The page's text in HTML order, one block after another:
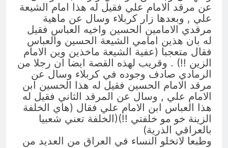
عن مرقد الامام علي فقيل له هذا امام الشيعة
علي , وبعدها زار كربلاء وسال عن ماهية
مرقدي الامامين الحسين واخيه العباس فقيل
له بان هذين امامي الشيعة الحسين والعباس
فقال متعجبا (عفية الشيعة ماخذين وين الامام
الزين !!) . وقريب لهذه القصة ايضا ان رجلا من
الرمادي صادف وجوده في كربلاء وسال عن
مرقد الامام الحسين فقيل له هذا الحسين ابن
الامام علي , وسال عن المرقد الثاني فقيل له
هذا العباس ابن الامام علي فقال (هاي الخلفة
الزينة خو مو خلفتي !!)(الخلفة تعني شعبيا
بالعراقي الذرية)
وطبعا لاتخلو النساء في العراق من العديد من